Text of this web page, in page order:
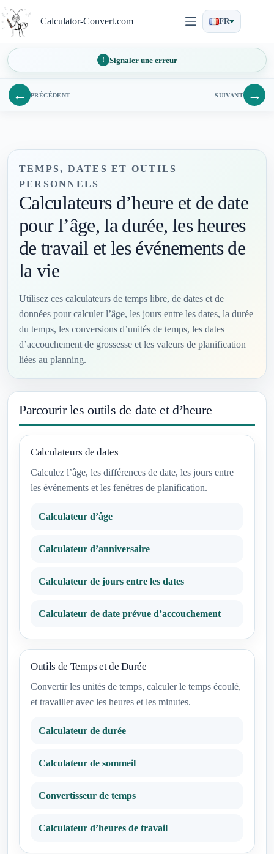
au
contenu
Calculator-Convert.com FR
Signaler une erreur
← PRÉCÉDENT SUIVANT →
TEMPS, DATES ET OUTILS
PERSONNELS
Calculateurs d’heure et de date
pour l’âge, la durée, les heures
de travail et les événements de
la vie
Utilisez ces calculateurs de temps libre, de dates et de
données pour calculer l’âge, les jours entre les dates, la durée
du temps, les conversions d’unités de temps, les dates
d’accouchement de grossesse et les valeurs de planification
liées au planning.
Parcourir les outils de date et d’heure
Calculateurs de dates
Calculez l’âge, les différences de date, les jours entre
les événements et les fenêtres de planification.
Calculateur d’âge
Calculateur d’anniversaire
Calculateur de jours entre les dates
Calculateur de date prévue d’accouchement
Outils de Temps et de Durée
Convertir les unités de temps, calculer le temps écoulé,
et travailler avec les heures et les minutes.
Calculateur de durée
Calculateur de sommeil
Convertisseur de temps
Calculateur d’heures de travail